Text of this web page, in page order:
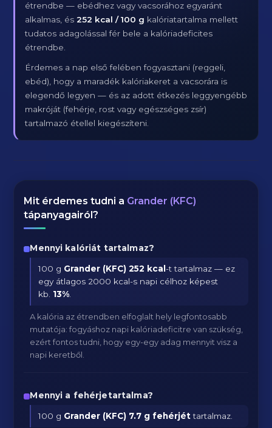
étrendbe — ebédhez vagy vacsorához egyaránt
alkalmas, és252 kcal / 100 g kalóriatartalma mellett
tudatos adagolással fér bele a kalóriadeficites
étrendbe.
Érdemes a nap első felében fogyasztani (reggeli,
ebéd), hogy a maradék kalóriakeret a vacsorára is
elegendő legyen — és az adott étkezés leggyengébb
makróját (fehérje, rost vagy egészséges zsír)
tartalmazó étellel kiegészíteni.
Mit érdemes tudni a Grander (KFC)
tápanyagairól?
Mennyi kalóriát tartalmaz?
100 g Grander (KFC) 252 kcal-t tartalmaz — ez
egy átlagos 2000 kcal-s napi célhoz képest
kb. 13%
A kalória az étrendben elfoglalt hely legfontosabb
mutatója: fogyáshoz napi kalóriadeficitre van szükség,
ezért fontos tudni, hogy egy-egy adag mennyit visz a
napi keretből.
Mennyi a fehérjetartalma?
100 g Grander (KFC) 7.7 g fehérjéttartalmaz.